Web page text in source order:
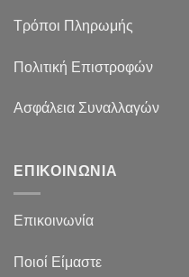
Τρόποι Πληρωμής
Πολιτική Επιστροφών
Ασφάλεια Συναλλαγών
ΕΠΙΚΟΙΝΩΝΙΑ
Επικοινωνία
Ποιοί Είμαστε